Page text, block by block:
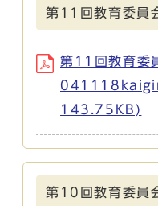
第11回教育委員
第11回教育委
143.75KB)
第10回教育委員